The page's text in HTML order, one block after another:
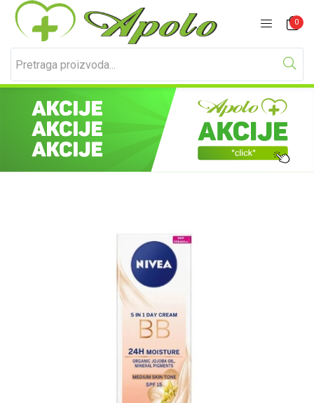
0
Prijavite se Registracija
Unesite svoje korisničko ime i lozinku za prijavu.